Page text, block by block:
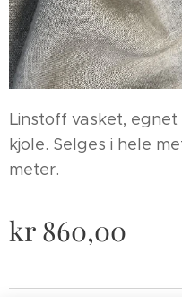
Linstoff vasket,
kjole. Selges i hele
meter.
kr 860,00